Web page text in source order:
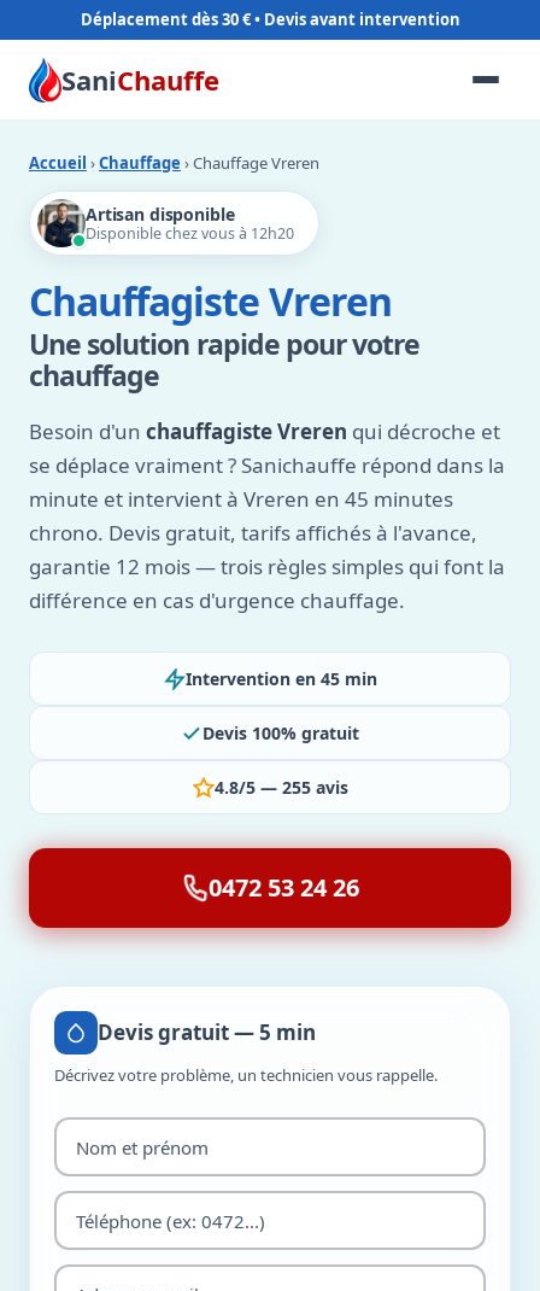
Déplacement dès 30 €
SaniChauffe
Accueil ›Chauffage › Chauffage Vreren
Artisan disponible
Disponible chez vous à 12h20
Chauffagiste Vreren
Une solution rapide pour votre
chauffage
Besoin d'un chauffagiste Vreren qui décroche et
se déplace vraiment ? Sanichauffe répond dans la
minute et intervient à Vreren en 45 minutes
chrono. Devis gratuit, tarifs affichés à l'avance,
garantie 12 mois — trois règles simples qui font la
différence en cas d'urgence chauffage.
Intervention en 45 min
Devis 100% gratuit
4.8/5 — 255 avis
0472 53 24 26
Devis gratuit — 5 min
Décrivez votre problème, un technicien vous rappelle.